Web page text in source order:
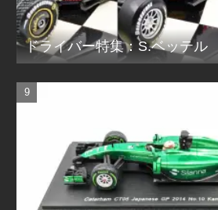
ドライバー特集：S.ベッテル